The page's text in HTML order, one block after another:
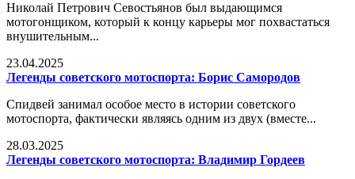
Николай Петрович Севостьянов был выдающимся
мотогонщиком, который к концу карьеры мог похвастаться
внушительным...
23.04.2025
Легенды советского мотоспорта: Борис Самородов
Спидвей занимал особое место в истории советского
мотоспорта, фактически являясь одним из двух (вместе...
28.03.2025
Легенды советского мотоспорта: Владимир Гордеев